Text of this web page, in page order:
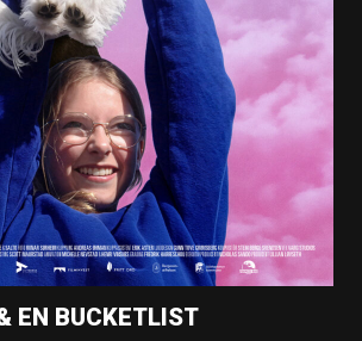
EN BUCKETLIST